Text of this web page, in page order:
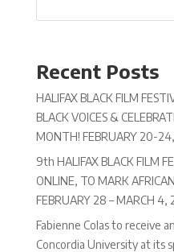
Recent Posts
HALIFAX BLACK FILM
BLACK VOICES &
MONTH! FEBRUARY 20-
9th HALIFAX BLACK FILM
ONLINE, TO MARK
FEBRUARY 28 – MARCH 4,
Fabienne Colas to receive
Concordia University at its